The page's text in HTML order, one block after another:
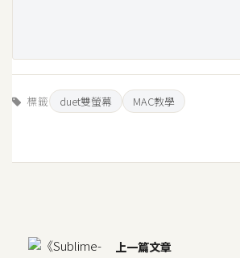
標籤 duet雙螢幕 MAC教學
上一篇文章